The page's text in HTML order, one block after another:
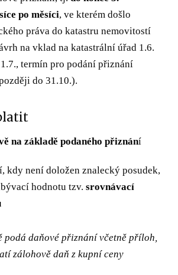
po měsíci, ve kterém došlo
práva do katastru nemovitostí
na vklad na katastrální úřad 1.6.
termín pro podání přiznání
do 31.10.).
na základě podaného přiznání
kdy není doložen znalecký posudek,
hodnotu tzv.srovnávací
daňové přiznání včetně příloh,
zálohově daň z kupní ceny